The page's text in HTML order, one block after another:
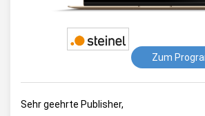
Zum
Sehr geehrte Publisher,